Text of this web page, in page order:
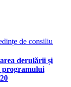
de consiliu
derulării și
programului